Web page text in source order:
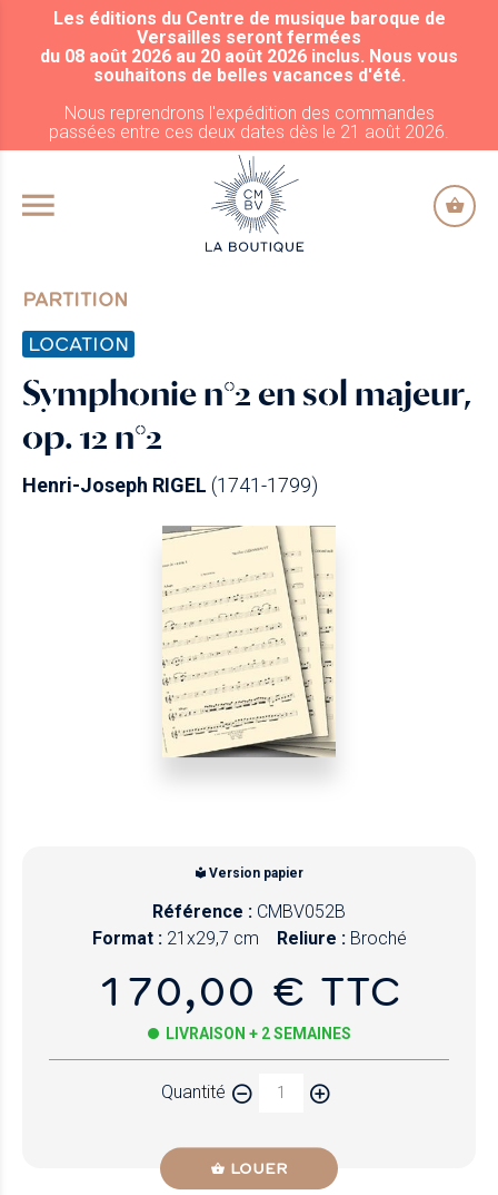
ALLER AU CONTENU PRINCIPAL
Les éditions du Centre de musique baroque de
Versailles seront fermées
du 08 août 2026 au 20 août 2026 inclus. Nous vous
souhaitons de belles vacances d'été.
Nous reprendrons l'expédition des commandes
passées entre ces deux dates dès le 21 août 2026.
PARTITION
LOCATION
Symphonie n°2 en sol majeur,
op. 12 n°2
Henri-Joseph RIGEL (1741-1799)
Version papier
Référence : CMBV052B
Format : 21x29,7 cm Reliure : Broché
170,00 € TTC
LIVRAISON + 2 SEMAINES
Quantité
LOUER